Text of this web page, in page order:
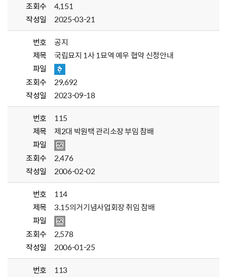
조회수
4,151
작성일
2025-03-21
번호
공지
제목
국립묘지 1사 1묘역 예우 협약 신청안내
파일
조회수
29,692
작성일
2023-09-18
번호
115
제목
제2대 박원택 관리소장 부임 참배
파일
조회수
2,476
작성일
2006-02-02
번호
114
제목
3.15의거기념사업회장 취임 참배
파일
조회수
2,578
작성일
2006-01-25
번호
113